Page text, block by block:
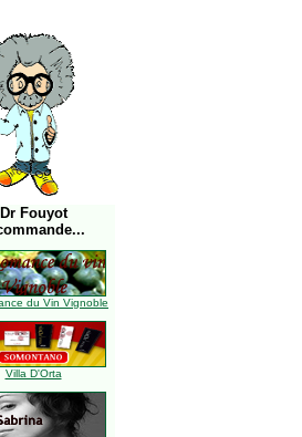
Dr Fouyot
du Vin Vignoble
Villa D'Orta